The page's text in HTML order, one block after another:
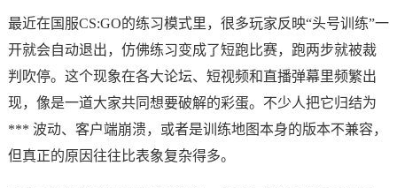
最近在国服CS:GO的练习模式里，很多玩家反映“头号训练”一
开就会自动退出，仿佛练习变成了短跑比赛，跑两步就被裁
判吹停。这个现象在各大论坛、短视频和直播弹幕里频繁出
现，像是一道大家共同想要破解的彩蛋。不少人把它归结为
*** 波动、客户端崩溃，或者是训练地图本身的版本不兼容，
但真正的原因往往比表象复杂得多。